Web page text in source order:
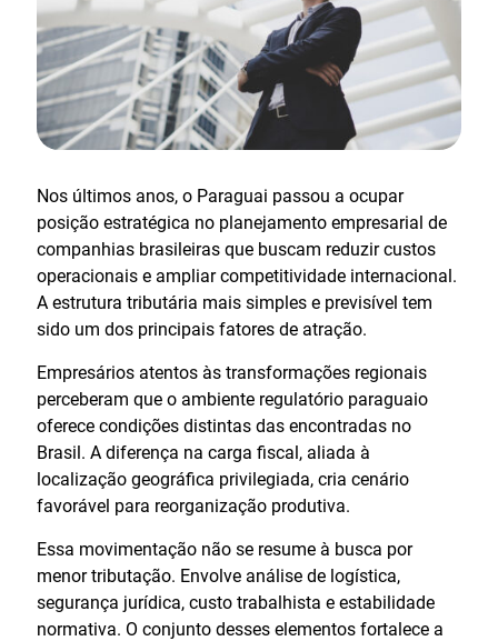
Nos últimos anos, o Paraguai passou a ocupar
posição estratégica no planejamento empresarial de
companhias brasileiras que buscam reduzir custos
operacionais e ampliar competitividade internacional.
A estrutura tributária mais simples e previsível tem
sido um dos principais fatores de atração.
Empresários atentos às transformações regionais
perceberam que o ambiente regulatório paraguaio
oferece condições distintas das encontradas no
Brasil. A diferença na carga fiscal, aliada à
localização geográfica privilegiada, cria cenário
favorável para reorganização produtiva.
Essa movimentação não se resume à busca por
menor tributação. Envolve análise de logística,
segurança jurídica, custo trabalhista e estabilidade
normativa. O conjunto desses elementos fortalece a